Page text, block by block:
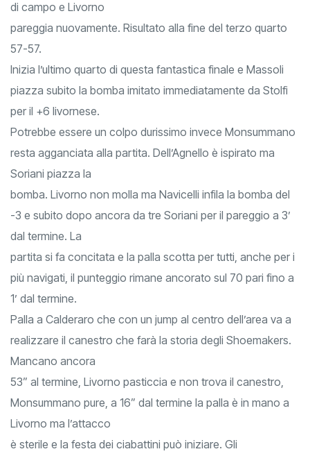
di campo e Livorno
pareggia nuovamente. Risultato alla fine del terzo quarto
57-57.
Inizia l’ultimo quarto di questa fantastica finale e Massoli
piazza subito la bomba imitato immediatamente da Stolfi
per il +6 livornese.
Potrebbe essere un colpo durissimo invece Monsummano
resta agganciata alla partita. Dell’Agnello è ispirato ma
Soriani piazza la
bomba. Livorno non molla ma Navicelli infila la bomba del
-3 e subito dopo ancora da tre Soriani per il pareggio a 3’
dal termine. La
partita si fa concitata e la palla scotta per tutti, anche per i
più navigati, il punteggio rimane ancorato sul 70 pari fino a
1’ dal termine.
Palla a Calderaro che con un jump al centro dell’area va a
realizzare il canestro che farà la storia degli Shoemakers.
Mancano ancora
53” al termine, Livorno pasticcia e non trova il canestro,
Monsummano pure, a 16” dal termine la palla è in mano a
Livorno ma l’attacco
è sterile e la festa dei ciabattini può iniziare. Gli